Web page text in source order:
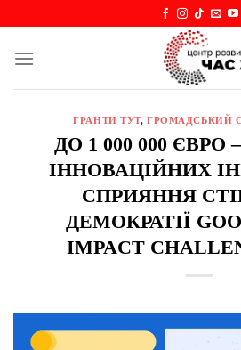
content
ГРАНТИ ТУТ,ГРОМАДСЬКИЙ
ДО 1 000 000
ІННОВАЦІЙНИХ
СПРИЯННЯ
ДЕМОКРАТІЇ
IMPACT